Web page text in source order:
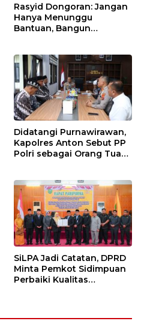
Rasyid Dongoran: Jangan
Hanya Menunggu
Bantuan, Bangun
Didatangi Purnawirawan,
Kapolres Anton Sebut PP
Polri sebagai Orang Tua
SiLPA Jadi Catatan, DPRD
Minta Pemkot Sidimpuan
Perbaiki Kualitas